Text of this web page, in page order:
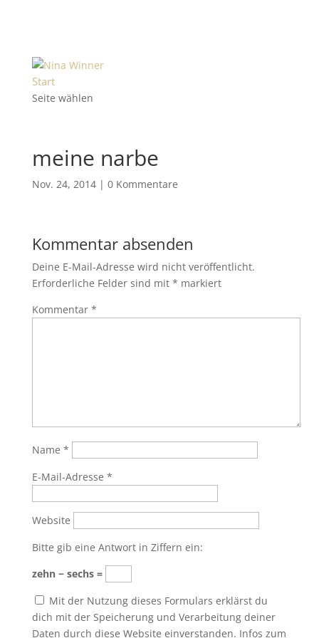
Start
Seite wählen
meine narbe
Nov. 24, 2014| 0 Kommentare
Kommentar absenden
Deine E-Mail-Adresse wird nicht veröffentlicht.
Erforderliche Felder sind mit * markiert
Kommentar *
Name *
E-Mail-Adresse *
Website
Bitte gib eine Antwort in Ziffern ein:
zehn − sechs =
Mit der Nutzung dieses Formulars erklärst du
dich mit der Speicherung und Verarbeitung deiner
Daten durch diese Website einverstanden. Infos zum